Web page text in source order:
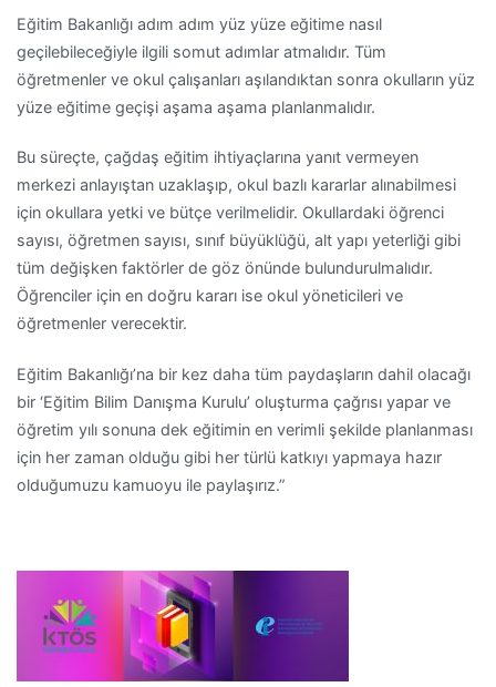
Eğitim Bakanlığı adım adım yüz yüze eğitime nasıl
geçilebileceğiyle ilgili somut adımlar atmalıdır. Tüm
öğretmenler ve okul çalışanları aşılandıktan sonra okulların yüz
yüze eğitime geçişi aşama aşama planlanmalıdır.
Bu süreçte, çağdaş eğitim ihtiyaçlarına yanıt vermeyen
merkezi anlayıştan uzaklaşıp, okul bazlı kararlar alınabilmesi
için okullara yetki ve bütçe verilmelidir. Okullardaki öğrenci
sayısı, öğretmen sayısı, sınıf büyüklüğü, alt yapı yeterliği gibi
tüm değişken faktörler de göz önünde bulundurulmalıdır.
Öğrenciler için en doğru kararı ise okul yöneticileri ve
öğretmenler verecektir.
Eğitim Bakanlığı’na bir kez daha tüm paydaşların dahil olacağı
bir ‘Eğitim Bilim Danışma Kurulu’ oluşturma çağrısı yapar ve
öğretim yılı sonuna dek eğitimin en verimli şekilde planlanması
için her zaman olduğu gibi her türlü katkıyı yapmaya hazır
olduğumuzu kamuoyu ile paylaşırız.”